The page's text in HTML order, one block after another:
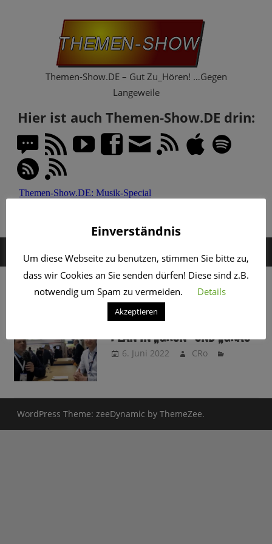
Themen-Show.DE – Gut Zu_Hören! …Gegen
Langeweile
Hier ist auch Themen-Show.DE drin:
MENÜ
SCHLAGWORT:HYDROGEN
HAMBURG: WASSERSTOFF-
PLAN IN „GRÜN“ UND „GRAU“
6. Juni 2022 CRo
WordPress Theme: zeeDynamic by ThemeZee.
Einverständnis
Um diese Webseite zu benutzen, stimmen Sie bitte zu,
dass wir Cookies an Sie senden dürfen! Diese sind z.B.
notwendig um Spam zu vermeiden.
Details
Akzeptieren